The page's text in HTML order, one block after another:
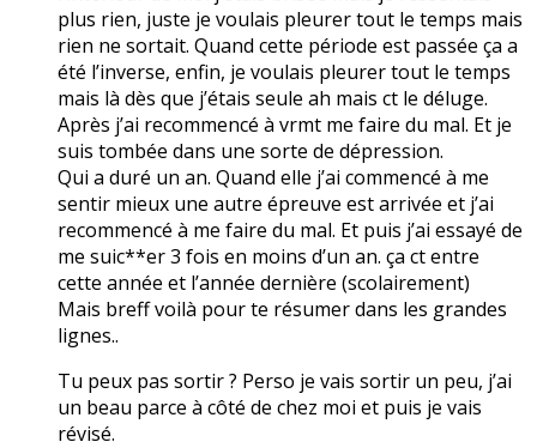
plus rien, juste je voulais pleurer tout le temps mais
rien ne sortait. Quand cette période est passée ça a
été l’inverse, enfin, je voulais pleurer tout le temps
mais là dès que j’étais seule ah mais ct le déluge.
Après j’ai recommencé à vrmt me faire du mal. Et je
suis tombée dans une sorte de dépression.
Qui a duré un an. Quand elle j’ai commencé à me
sentir mieux une autre épreuve est arrivée et j’ai
recommencé à me faire du mal. Et puis j’ai essayé de
me suic**er 3 fois en moins d’un an. ça ct entre
cette année et l’année dernière (scolairement)
Mais breff voilà pour te résumer dans les grandes
lignes..
Tu peux pas sortir ? Perso je vais sortir un peu, j’ai
un beau parce à côté de chez moi et puis je vais
révisé.